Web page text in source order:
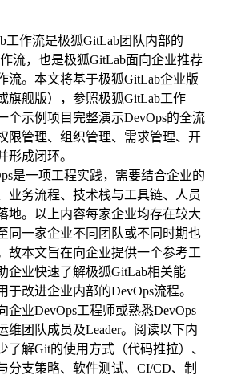
工作流是极狐GitLab团队内部的
流，也是极狐GitLab面向企业推荐
流。本文将基于极狐GitLab企业版
旗舰版），参照极狐GitLab工作
个示例项目完整演示DevOps的全流
限管理、组织管理、需求管理、开
形成闭环。
是一项工程实践，需要结合企业的
业务流程、技术栈与工具链、人员
地。以上内容每家企业均存在较大
同一家企业不同团队或不同时期也
故本文旨在向企业提供一个参考工
企业快速了解极狐GitLab相关能
于改进企业内部的DevOps流程。
企业DevOps工程师或熟悉DevOps
维团队成员及Leader。阅读以下内
了解Git的使用方式（代码推拉）、
分支策略、软件测试、CI/CD、制